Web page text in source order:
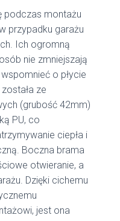
podczas montażu
przypadku garażu
Ich ogromną
nie zmniejszają
o płycie
ze
(grubość 42mm)
PU, co
ciepła i
Boczna brama
otwieranie, a
Dzięki cichemu
jest ona